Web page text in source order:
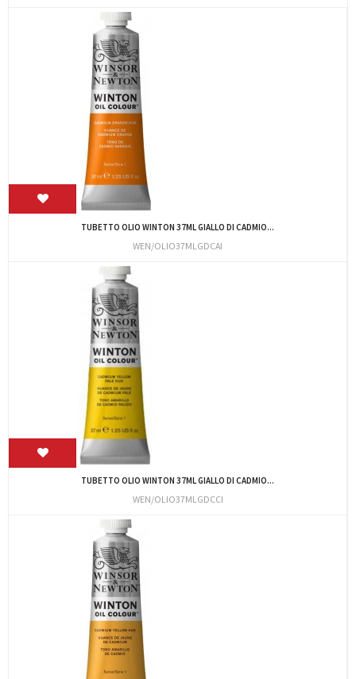
TUBETTO OLIO WINTON 37ML GIALLO DI CADMIO...
WEN/OLIO37MLGDCAI
TUBETTO OLIO WINTON 37ML GIALLO DI CADMIO...
WEN/OLIO37MLGDCCI